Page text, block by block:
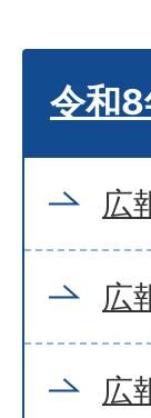
令和
広
広
広